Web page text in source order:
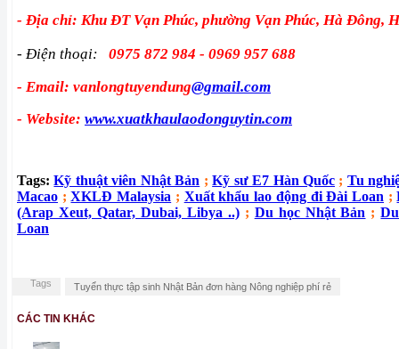
- Địa chỉ: Khu ĐT Vạn Phúc, phường Vạn Phúc, Hà Đông,
- Điện thoại:
0975 872 984 - 0969 957 688
- Email: vanlongtuyendung@gmail.com
- Website: www.xuatkhaulaodonguytin.com
Tags:Kỹ thuật viên Nhật Bản ; Kỹ sư E7 Hàn Quốc ; Tu
Macao ; XKLĐ Malaysia ; Xuất khẩu lao động đi Đài Loan ;
(Arap Xeut, Qatar, Dubai, Libya ..) ; Du học Nhật Bản ;
Loan
Tags Tuyển thực tập sinh Nhật Bản đơn hàng Nông nghiệp phí rẻ
CÁC TIN KHÁC